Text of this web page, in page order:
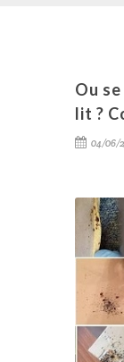
Ou
lit ?
04/06/